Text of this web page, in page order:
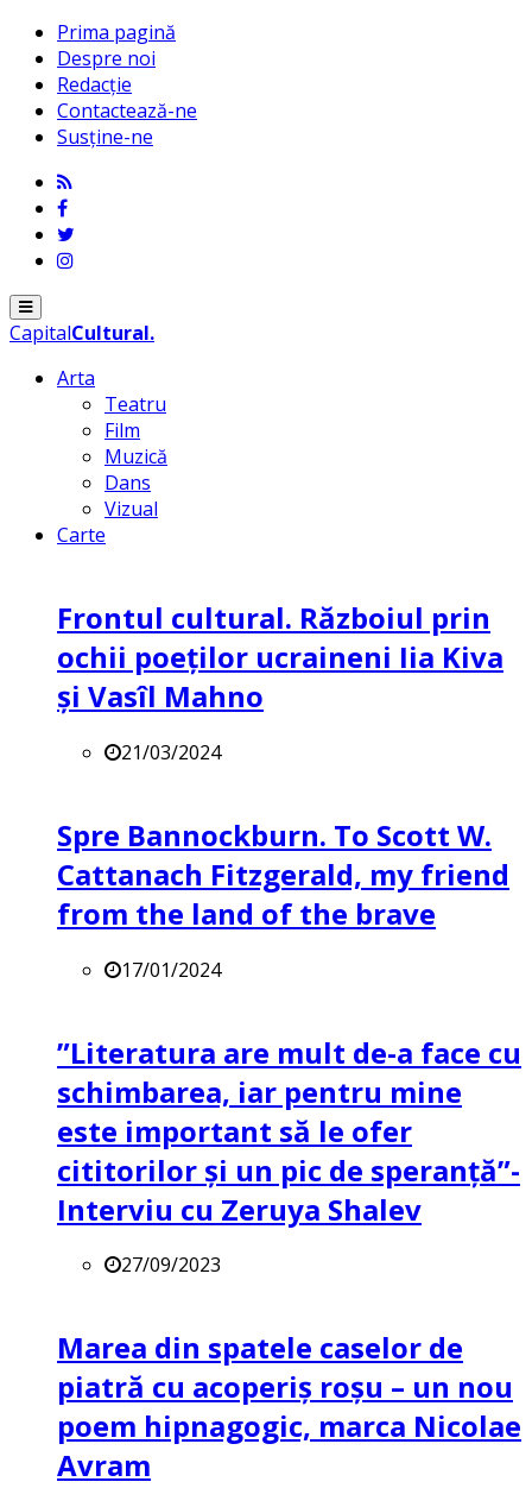
Prima pagină
Despre noi
Redacție
Contactează-ne
Susține-ne
Menu
CapitalCultural.
Arta
Teatru
Film
Muzică
Dans
Vizual
Carte
Frontul cultural. Războiul prin
ochii poeților ucraineni Iia Kiva
și Vasîl Mahno
21/03/2024
Spre Bannockburn. To Scott W.
Cattanach Fitzgerald, my friend
from the land of the brave
17/01/2024
”Literatura are mult de-a face cu
schimbarea, iar pentru mine
este important să le ofer
cititorilor și un pic de speranță”-
Interviu cu Zeruya Shalev
27/09/2023
Marea din spatele caselor de
piatră cu acoperiș roșu – un nou
poem hipnagogic, marca Nicolae
Avram